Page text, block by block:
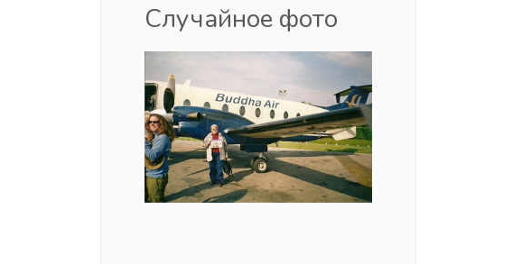
Случайное фото